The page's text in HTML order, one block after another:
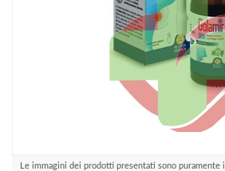
Le immagini dei prodotti presentati sono